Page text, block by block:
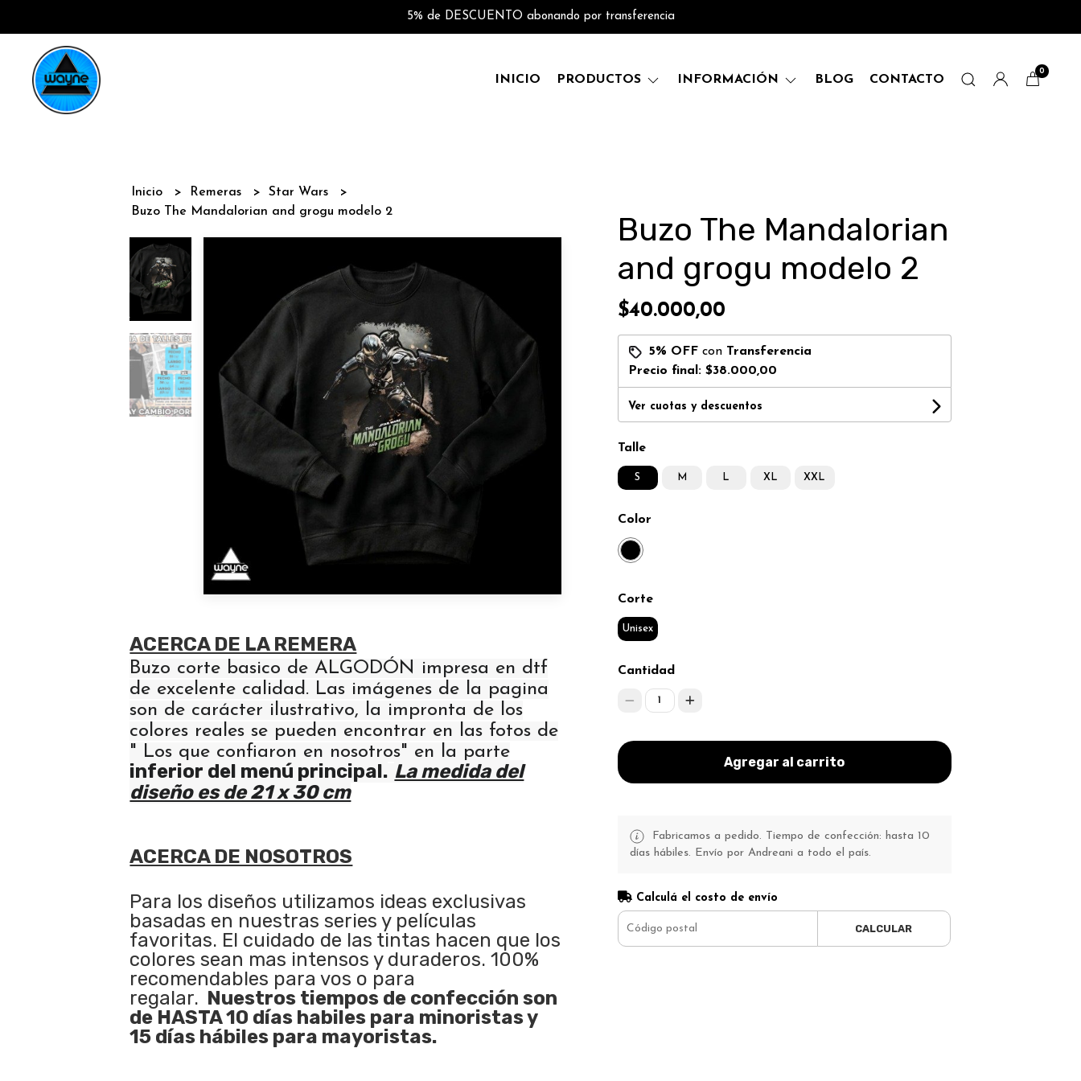
5% de DESCUENTO abonando por transferencia
INICIO PRODUCTOS INFORMACIÓN BLOG CONTACTO
0
Inicio Remeras
Star Wars
Buzo The Mandalorian and grogu modelo 2
ACERCA DE LA REMERA
Buzo corte basico de ALGODÓN impresa en dtf
de excelente calidad. Las imágenes de la pagina
son de carácter ilustrativo, la impronta de los
colores reales se pueden encontrar en las fotos de
" Los que confiaron en nosotros" en la parte
inferior del menú principal. La medida del
diseño es de 21 x 30 cm
ACERCA DE NOSOTROS
Para los diseños utilizamos ideas exclusivas
basadas en nuestras series y películas
favoritas. El cuidado de las tintas hacen que los
colores sean mas intensos y duraderos. 100%
recomendables para vos o para
regalar. Nuestros tiempos de confección son
de HASTA 10 días habiles para minoristas y
15 días hábiles para mayoristas.
Buzo The Mandalorian
and grogu modelo 2
$40.000,00
5% OFFcon Transferencia
Precio final: $38.000,00
Ver cuotas y descuentos
Talle
S M L XL XXL
Color
Corte
Unisex
Cantidad
1
Agregar al carrito
Fabricamos a pedido. Tiempo de confección: hasta 10
días hábiles. Envío por Andreani a todo el país.
Calculá el costo de envío
CALCULAR